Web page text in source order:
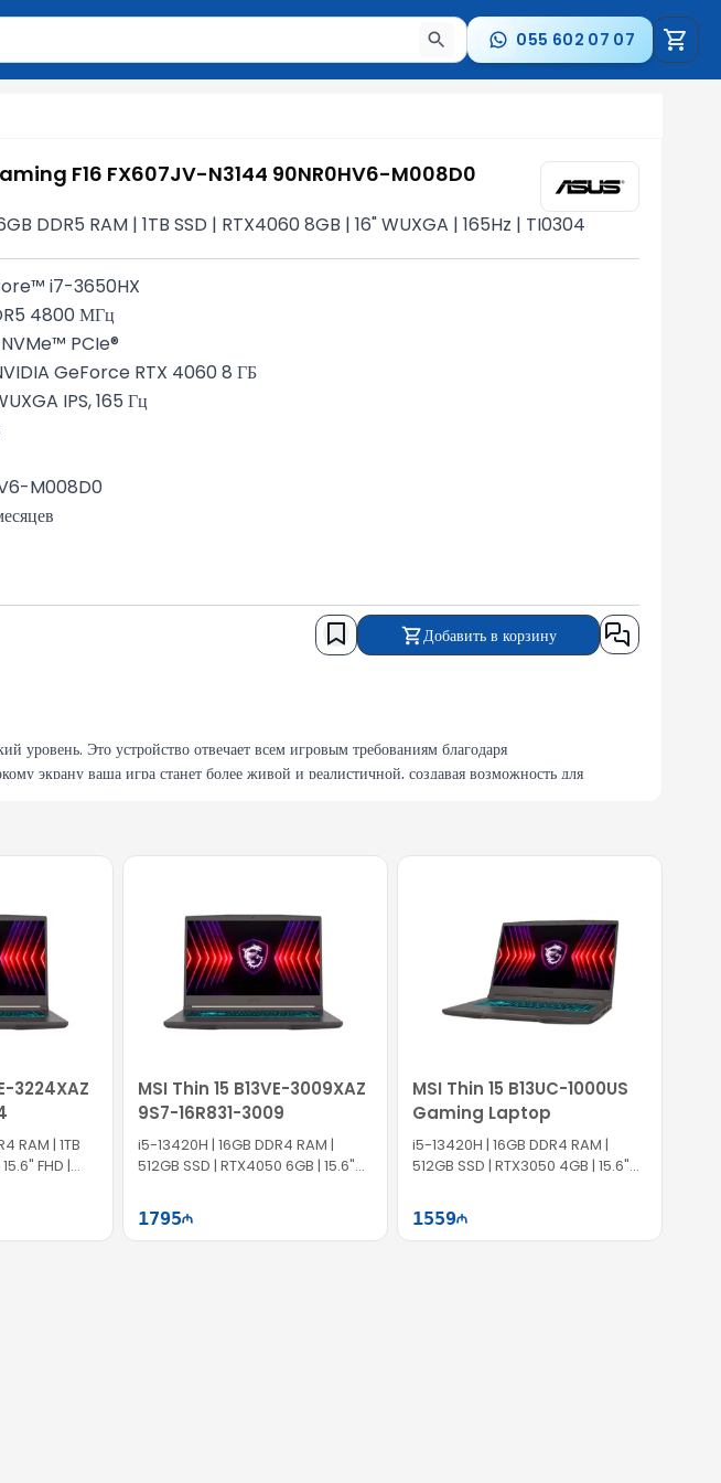
или используйте стрелки для навигации по результатам.
055 602 07 07
F16 FX607JV-N3144 90NR0HV6-M008D0
DDR5 RAM | 1TB SSD | RTX4060 8GB | 16" WUXGA | 165Hz | TI0304
i7-3650HX
4800 МГц
NVMe™ PCIe®
GeForce RTX 4060 8 ГБ
IPS, 165 Гц
M008D0
Добавить в корзину
Это устройство отвечает всем игровым требованиям благодаря
экрану ваша игра станет более живой и реалистичной, создавая возможность для
процессором Intel Core i7 и графической картой NVIDIA GeForce RTX 4060.
нагрузкой.
традицию, предлагая долговечный дизайн, который подходит для любых условий
3224XAZ
RAM | 1TB
FHD |
MSI Thin 15 B13VE-3009XAZ
9S7-16R831-3009
i5-13420H | 16GB DDR4 RAM |
512GB SSD | RTX4050 6GB | 15.6"
1795
MSI Thin 15 B13UC-1000US
Gaming Laptop
i5-13420H | 16GB DDR4 RAM |
512GB SSD | RTX3050 4GB | 15.6"
1559